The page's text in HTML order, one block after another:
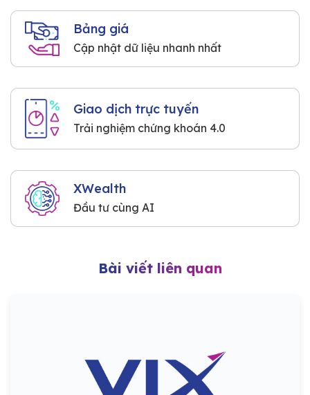
Bảng giá
Cập nhật dữ liệu nhanh nhất
Giao dịch trực tuyến
Trải nghiệm chứng khoán 4.0
XWealth
Đầu tư cùng AI
Bài viết liên quan